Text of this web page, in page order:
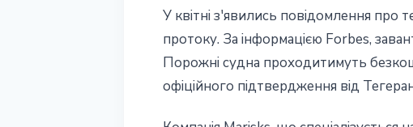
У квітні з'явились повідомлення
протоку. За інформацією Forbes,
Порожні судна проходитимуть
офіційного підтвердження від